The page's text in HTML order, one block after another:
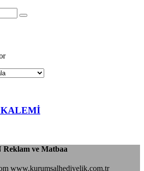
KALEMİ
ve Matbaa
www.kurumsalhediyelik.com.tr